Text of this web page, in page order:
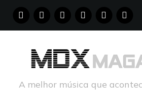
FACEBOOKINSTAGRAM
YOUTUBE PINTEREST
A melhor música que